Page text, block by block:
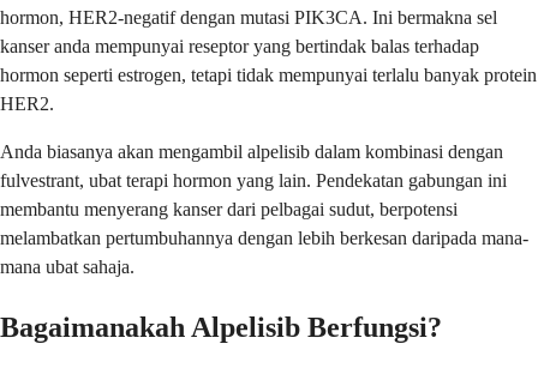
hormon, HER2-negatif dengan mutasi PIK3CA. Ini bermakna sel
kanser anda mempunyai reseptor yang bertindak balas terhadap
hormon seperti estrogen, tetapi tidak mempunyai terlalu banyak protein
HER2.
Anda biasanya akan mengambil alpelisib dalam kombinasi dengan
fulvestrant, ubat terapi hormon yang lain. Pendekatan gabungan ini
membantu menyerang kanser dari pelbagai sudut, berpotensi
melambatkan pertumbuhannya dengan lebih berkesan daripada mana-
mana ubat sahaja.
Bagaimanakah Alpelisib Berfungsi?